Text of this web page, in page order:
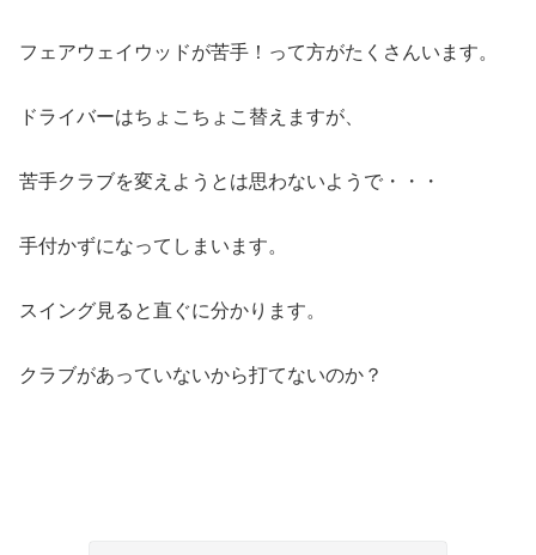
フェアウェイウッドが苦手！って方がたくさんいます。
ドライバーはちょこちょこ替えますが、
苦手クラブを変えようとは思わないようで・・・
手付かずになってしまいます。
スイング見ると直ぐに分かります。
クラブがあっていないから打てないのか？